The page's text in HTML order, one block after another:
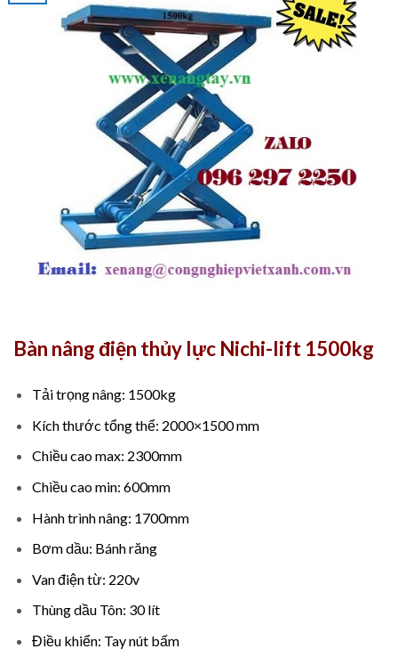
Bàn nâng điện thủy lực Nichi-lift 1500kg
Tải trọng nâng: 1500kg
Kích thước tổng thể: 2000×1500 mm
Chiều cao max: 2300mm
Chiều cao min: 600mm
Hành trình nâng: 1700mm
Bơm dầu: Bánh răng
Van điện từ: 220v
Thùng dầu Tôn: 30 lít
Điều khiển: Tay nút bấm